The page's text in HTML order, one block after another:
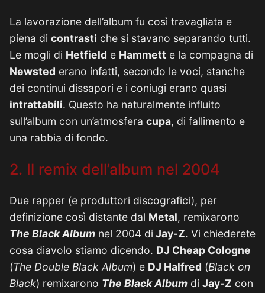
La lavorazione dell’album fu così travagliata e
piena di contrasti che si stavano separando tutti.
Le mogli di Hetfield e Hammett e la compagna di
Newsted erano infatti, secondo le voci, stanche
dei continui dissapori e i coniugi erano quasi
intrattabili. Questo ha naturalmente influito
sull’album con un’atmosfera cupa, di fallimento e
una rabbia di fondo.
2. Il remix dell’album nel 2004
Due rapper (e produttori discografici), per
definizione così distante dal Metal, remixarono
The Black Album nel 2004 di Jay-Z. Vi chiederete
cosa diavolo stiamo dicendo. DJ Cheap Cologne
(The Double Black Album) e DJ Halfred (Black on
Black) remixarono The Black Album di Jay-Z con